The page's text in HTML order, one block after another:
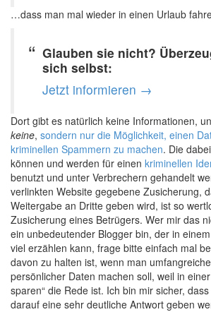
…dass man mal wieder in einen Urlaub
Glauben sie nicht?
sich selbst:
Jetzt informieren →
Dort gibt es natürlich keine Informationen,
keine, sondern nur die Möglichkeit, einen
kriminellen Spammern zu machen. Die
können und werden für einen kriminellen
benutzt und unter Verbrechern gehandelt
verlinkten Website gegebene Zusicherung,
Weitergabe an Dritte geben wird, ist so
Zusicherung eines Betrügers. Wer mir das
ein unbedeutender Blogger bin, der in
viel erzählen kann, frage bitte einfach mal
davon zu halten ist, wenn man
persönlicher Daten machen soll, weil in
sparen“ die Rede ist. Ich bin mir sicher,
darauf eine sehr deutliche Antwort geben